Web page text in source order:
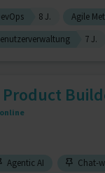
8 J. Agile
7 J.
Product
online
Agentic AI Chat-